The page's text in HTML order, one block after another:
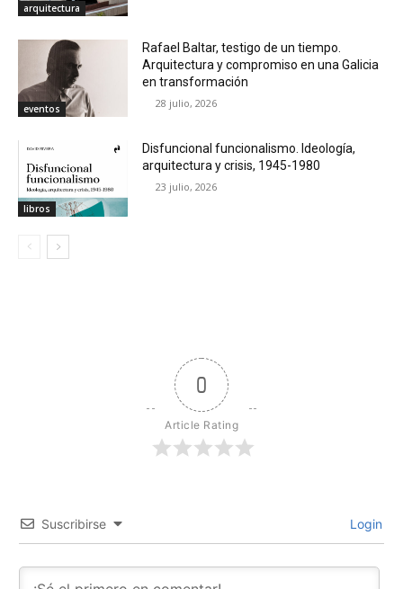
arquitectura
eventos
Rafael Baltar, testigo de un tiempo.
Arquitectura y compromiso en una Galicia
en transformación
28 julio, 2026
libros
Disfuncional funcionalismo. Ideología,
arquitectura y crisis, 1945-1980
23 julio, 2026
0
Article Rating
Suscribirse Login